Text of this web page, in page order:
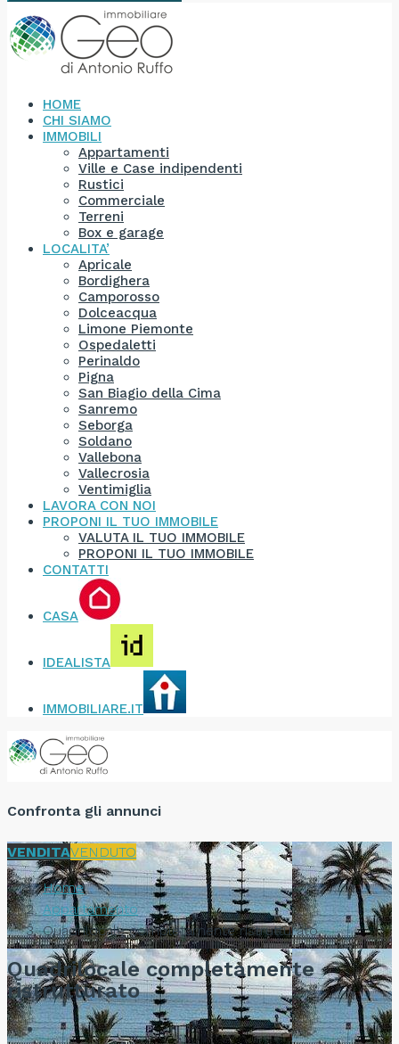
HOME
CHI SIAMO
IMMOBILI
Appartamenti
Ville e Case indipendenti
Rustici
Commerciale
Terreni
Box e garage
LOCALITA’
Apricale
Bordighera
Camporosso
Dolceacqua
Limone Piemonte
Ospedaletti
Perinaldo
Pigna
San Biagio della Cima
Sanremo
Seborga
Soldano
Vallebona
Vallecrosia
Ventimiglia
LAVORA CON NOI
PROPONI IL TUO IMMOBILE
VALUTA IL TUO IMMOBILE
PROPONI IL TUO IMMOBILE
CONTATTI
CASA
IDEALISTA
IMMOBILIARE.IT
Confronta gli annunci
VENDITAVENDUTO
Home
Appartamento
Quadrilocale completamente ristrutturato
Quadrilocale completamente
ristrutturato